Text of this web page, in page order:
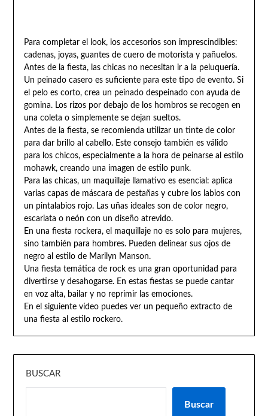
Para completar el look, los accesorios son imprescindibles:
cadenas, joyas, guantes de cuero de motorista y pañuelos.
Antes de la fiesta, las chicas no necesitan ir a la peluquería.
Un peinado casero es suficiente para este tipo de evento. Si
el pelo es corto, crea un peinado despeinado con ayuda de
gomina. Los rizos por debajo de los hombros se recogen en
una coleta o simplemente se dejan sueltos.
Antes de la fiesta, se recomienda utilizar un tinte de color
para dar brillo al cabello. Este consejo también es válido
para los chicos, especialmente a la hora de peinarse al estilo
mohawk, creando una imagen de estilo punk.
Para las chicas, un maquillaje llamativo es esencial: aplica
varias capas de máscara de pestañas y cubre los labios con
un pintalabios rojo. Las uñas ideales son de color negro,
escarlata o neón con un diseño atrevido.
En una fiesta rockera, el maquillaje no es solo para mujeres,
sino también para hombres. Pueden delinear sus ojos de
negro al estilo de Marilyn Manson.
Una fiesta temática de rock es una gran oportunidad para
divertirse y desahogarse. En estas fiestas se puede cantar
en voz alta, bailar y no reprimir las emociones.
En el siguiente vídeo puedes ver un pequeño extracto de
una fiesta al estilo rockero.
BUSCAR
Buscar